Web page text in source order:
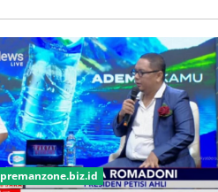
premanzone.biz.id